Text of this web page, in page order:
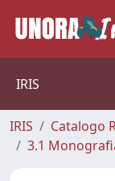
IRIS
IRIS Catalogo
3.1